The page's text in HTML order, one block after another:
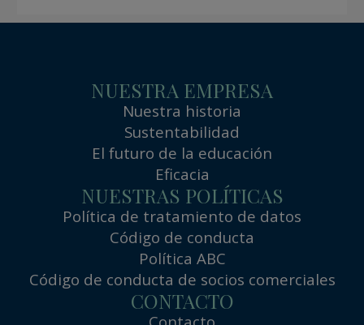
NUESTRA EMPRESA
Nuestra historia
Sustentabilidad
El futuro de la educación
Eficacia
NUESTRAS POLÍTICAS
Política de tratamiento de datos
Código de conducta
Política ABC
Código de conducta de socios comerciales
CONTACTO